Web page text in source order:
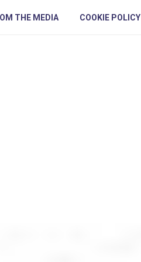
THE MEDIA COOKIE POLICY